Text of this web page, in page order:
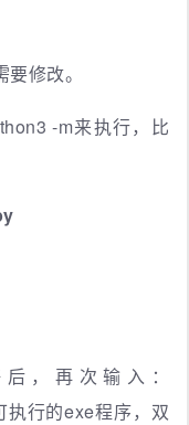
修改。
-m来执行，比
，再次输入：
执行的exe程序，双